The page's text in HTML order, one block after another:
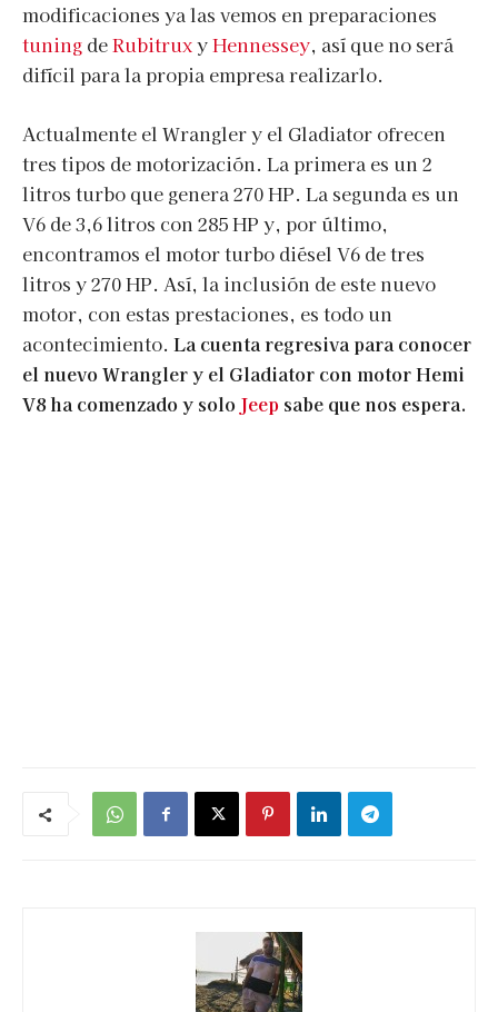
modificaciones ya las vemos en preparaciones
tuning deRubitruxyHennessey, así que no será
difícil para la propia empresa realizarlo.
Actualmente el Wrangler y el Gladiator ofrecen
tres tipos de motorización. La primera es un 2
litros turbo que genera 270 HP. La segunda es un
V6 de 3,6 litros con 285 HP y, por último,
encontramos el motor turbo diésel V6 de tres
litros y 270 HP. Así, la inclusión de este nuevo
motor, con estas prestaciones, es todo un
acontecimiento. La cuenta regresiva para conocer
el nuevo Wrangler y el Gladiator con motor Hemi
V8 ha comenzado y solo Jeep sabe que nos espera.